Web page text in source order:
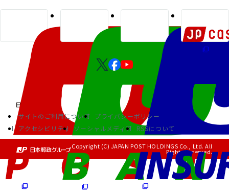
サイトのご利用について
プライバシーポリシー
アクセシビリティ
ソーシャルメディア RSSについて
Copyright (C) JAPAN POST HOLDINGS Co., Ltd. All
Rights Reserved.